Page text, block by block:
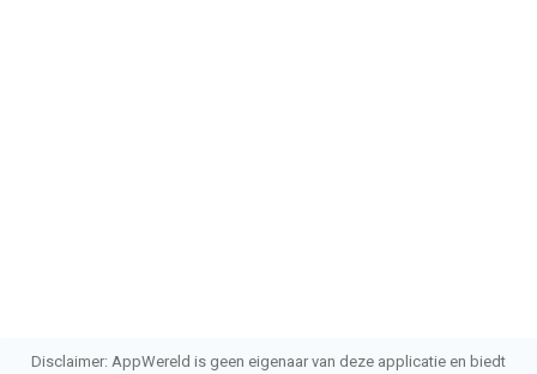
Disclaimer: AppWereld is geen eigenaar van deze applicatie en biedt